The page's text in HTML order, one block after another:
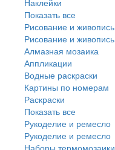
Наклейки
Показать все
Рисование и живопись
Рисование и живопись
Алмазная мозаика
Аппликации
Водные раскраски
Картины по номерам
Раскраски
Показать все
Рукоделие и ремесло
Рукоделие и ремесло